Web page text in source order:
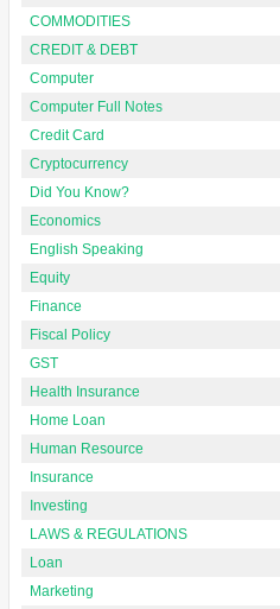
COMMODITIES
CREDIT & DEBT
Computer
Computer Full Notes
Credit Card
Cryptocurrency
Did You Know?
Economics
English Speaking
Equity
Finance
Fiscal Policy
GST
Health Insurance
Home Loan
Human Resource
Insurance
Investing
LAWS & REGULATIONS
Loan
Marketing